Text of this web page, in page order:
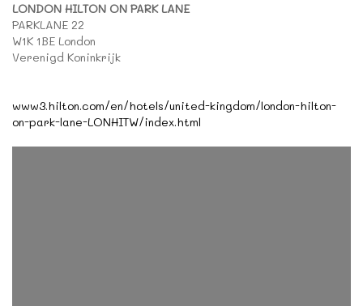
LONDON HILTON ON PARK LANE
PARKLANE 22
W1K 1BE London
Verenigd Koninkrijk
www3.hilton.com/en/hotels/united-kingdom/london-hilton-
on-park-lane-LONHITW/index.html